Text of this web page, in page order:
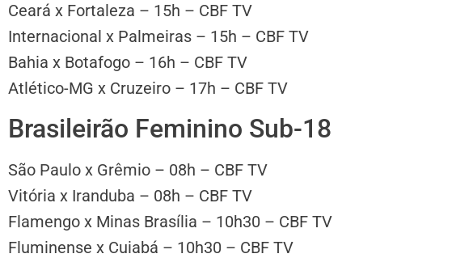
Ceará x Fortaleza – 15h – CBF TV
Internacional x Palmeiras – 15h – CBF TV
Bahia x Botafogo – 16h – CBF TV
Atlético-MG x Cruzeiro – 17h – CBF TV
Brasileirão Feminino Sub-18
São Paulo x Grêmio – 08h – CBF TV
Vitória x Iranduba – 08h – CBF TV
Flamengo x Minas Brasília – 10h30 – CBF TV
Fluminense x Cuiabá – 10h30 – CBF TV